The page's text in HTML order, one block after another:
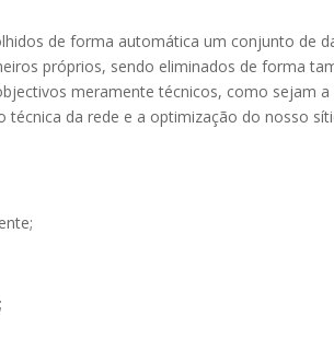
de forma automática um conjunto de
próprios, sendo eliminados de forma
meramente técnicos, como sejam
técnica da rede e a optimização do nosso